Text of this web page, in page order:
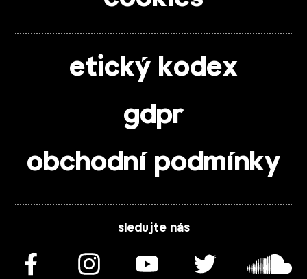
etický kodex
gdpr
obchodní podmínky
sledujte nás